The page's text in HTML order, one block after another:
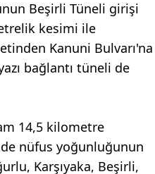
Beşirli Tüneli girişi
kesimi ile
Kanuni Bulvarı'na
bağlantı tüneli de
14,5 kilometre
nüfus yoğunluğunun
Karşıyaka, Beşirli,